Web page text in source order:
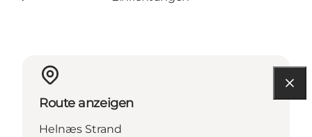
Route anzeigen
Helnæs Strand